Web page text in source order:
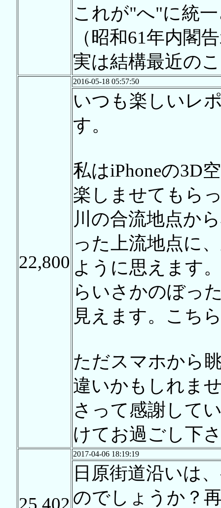
これが"へ"に統
（昭和61年内閣
実は結構最近の
22,800
2016-05-18 05:57:50
いつも楽しいレ
す。
私はiPhoneの3D
楽しませてもら
川の合流地点か
った上流地点に
ように思えます
らいさかのぼっ
見えます。こち
ただスマホから
違いかもしれま
さって感謝して
けてお過ごし下
2017-04-06 18:19:19
日原街道沿いは
のでしょうか？